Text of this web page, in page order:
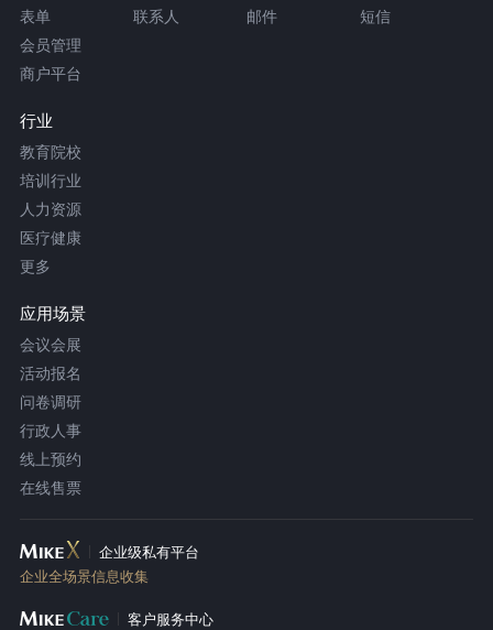
表单 联系人 邮件
短信
会员管理
商户平台
行业
教育院校
培训行业
人力资源
医疗健康
更多
应用场景
会议会展
活动报名
问卷调研
行政人事
线上预约
在线售票
企业级私有平台
企业全场景信息收集
客户服务中心